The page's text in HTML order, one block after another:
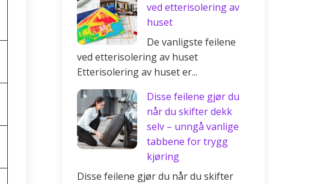
ved etterisolering av
huset
De vanligste feilene
ved etterisolering av huset
Etterisolering av huset er...
Disse feilene gjør du
når du skifter dekk
selv – unngå vanlige
tabbene for trygg
kjøring
Disse feilene gjør du når du skifter